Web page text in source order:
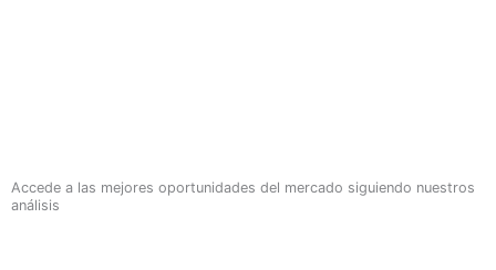
Accede a las mejores oportunidades del mercado siguiendo nuestros
análisis